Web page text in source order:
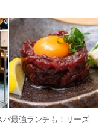
最強ランチも！リーズ